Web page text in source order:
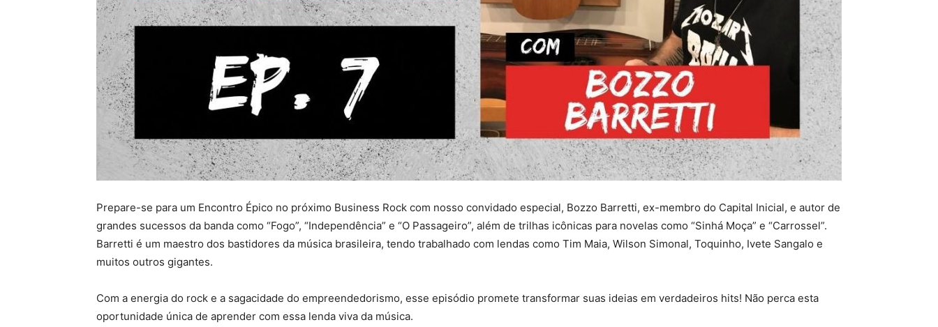
Prepare-se para um Encontro Épico no próximo Business Rock com nosso convidado especial, Bozzo Barretti, ex-membro do Capital Inicial, e autor de
grandes sucessos da banda como “Fogo”, “Independência” e “O Passageiro”, além de trilhas icônicas para novelas como “Sinhá Moça” e “Carrossel”.
Barretti é um maestro dos bastidores da música brasileira, tendo trabalhado com lendas como Tim Maia, Wilson Simonal, Toquinho, Ivete Sangalo e
muitos outros gigantes.
Com a energia do rock e a sagacidade do empreendedorismo, esse episódio promete transformar suas ideias em verdadeiros hits! Não perca esta
oportunidade única de aprender com essa lenda viva da música.